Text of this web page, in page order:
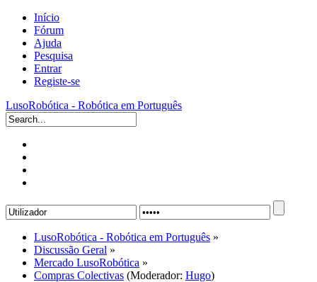
Início
Fórum
Ajuda
Pesquisa
Entrar
Registe-se
LusoRobótica - Robótica em Português
LusoRobótica - Robótica em Português »
Discussão Geral »
Mercado LusoRobótica »
Compras Colectivas (Moderador: Hugo)